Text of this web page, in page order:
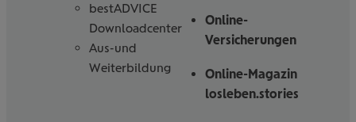
bestADVICE
Downloadcenter
Aus-und
Weiterbildung
Online-
Versicherungen
Online-Magazin
losleben.stories